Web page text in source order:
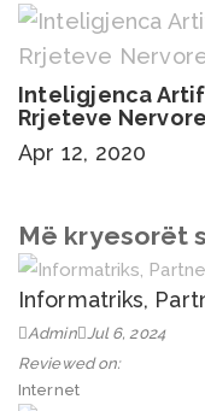
Inteligjenca
Rrjeteve Nervore
Apr 12, 2020
Më kryesorët
Informatriks,
Admin Jul 6, 2024
Reviewed on:
Internet